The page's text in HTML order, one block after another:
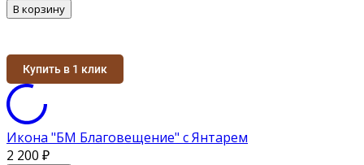
В корзину
Купить в 1 клик
Икона "БМ Благовещение" с Янтарем
2 200 ₽